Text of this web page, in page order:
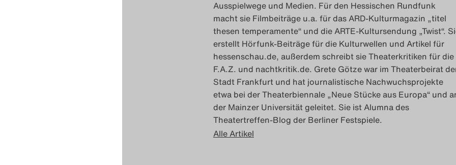
Ausspielwege und Medien. Für den Hessischen Rundfunk
macht sie Filmbeiträge u.a. für das ARD-Kulturmagazin „titel
thesen temperamente“ und die ARTE-Kultursendung „Twist“.
erstellt Hörfunk-Beiträge für die Kulturwellen und Artikel für
hessenschau.de, außerdem schreibt sie Theaterkritiken für die
F.A.Z. und nachtkritik.de. Grete Götze war im Theaterbeirat
Stadt Frankfurt und hat journalistische Nachwuchsprojekte
etwa bei der Theaterbiennale „Neue Stücke aus Europa“ und
der Mainzer Universität geleitet. Sie ist Alumna des
Theatertreffen-Blog der Berliner Festspiele.
Alle Artikel